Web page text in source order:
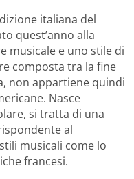
italiana del
quest’anno alla
musicale e uno stile di
composta tra la fine
non appartiene quindi
Nasce
si tratta di una
al
musicali come lo
francesi.